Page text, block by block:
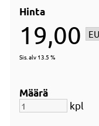
Hinta
19,00
Sis. alv 13.5 %
Määrä
kpl